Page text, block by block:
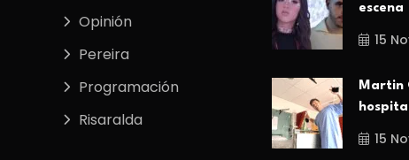
Opinión
Pereira
Programación
Risaralda
escena
15
Martin
15